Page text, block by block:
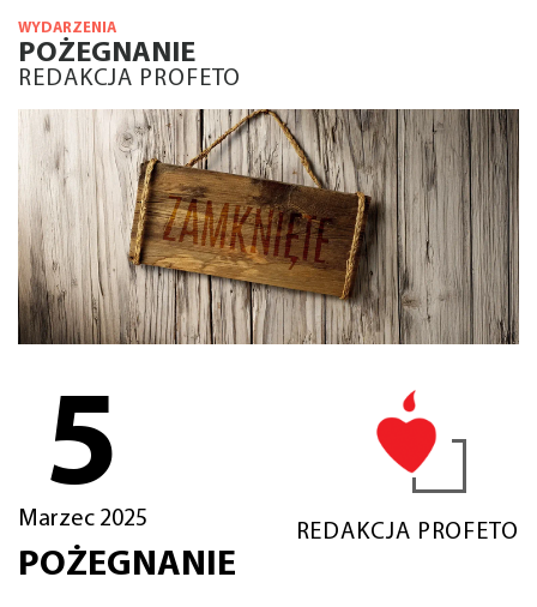
WYDARZENIA
POŻEGNANIE
REDAKCJA PROFETO
5
Marzec 2025
REDAKCJA PROFETO
POŻEGNANIE